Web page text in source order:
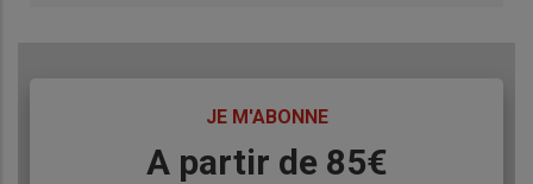
JE M'ABONNE
A partir de 85€